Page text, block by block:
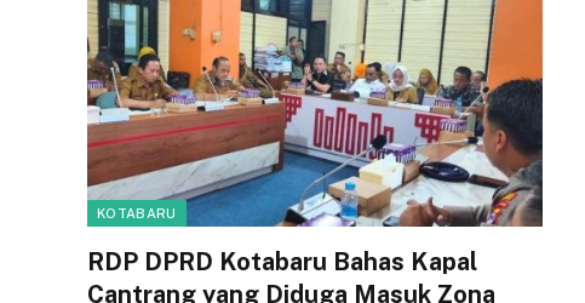
KOTABARU
RDP DPRD Kotabaru Bahas Kapal
Cantrang yang Diduga Masuk Zona